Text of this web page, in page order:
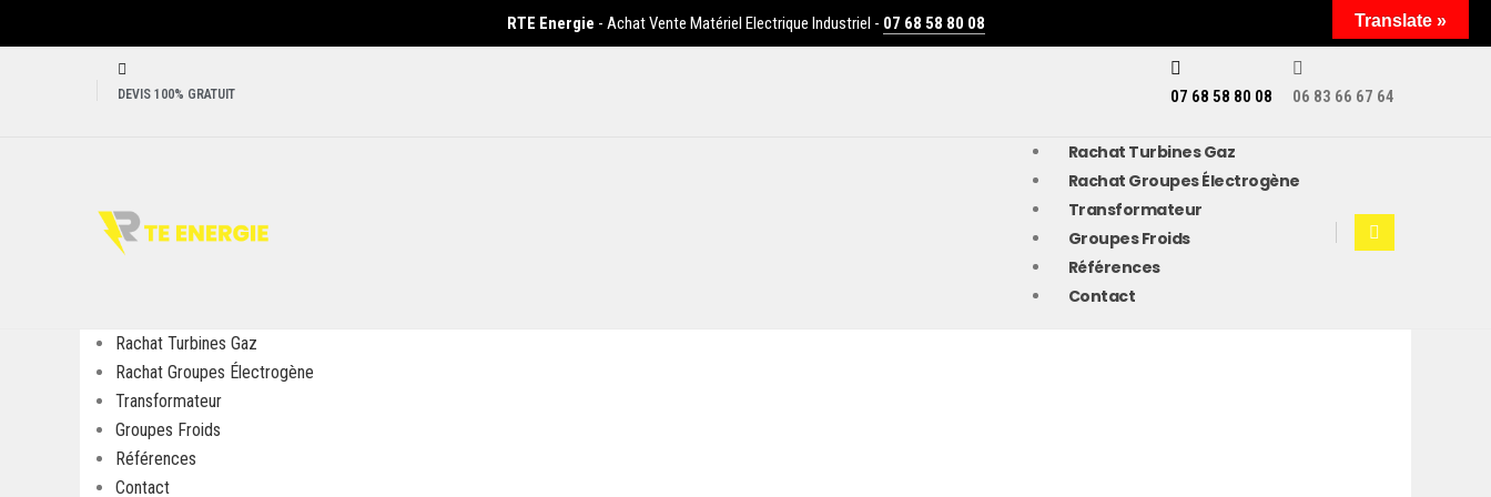
RTE Energie - Achat Vente Matériel Electrique Industriel - 07 68 58 80 08
DEVIS 100% GRATUIT 07 68 58 80 08 06 83 66 67 64
Rachat Turbines Gaz
Rachat Groupes Électrogène
Transformateur
Groupes Froids
Références
Contact
Rachat Turbines Gaz
Rachat Groupes Électrogène
Transformateur
Groupes Froids
Références
Contact
Translate »